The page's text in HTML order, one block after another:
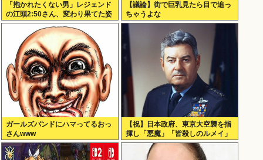
「抱かれたくない男」レジェンド
の江頭2:50さん、変わり果てた姿
で発見される
【議論】街で巨乳見たら目で追っ
ちゃうよな
ガールズバンドにハマってるおっ
さんwww
【祝】日本政府、東京大空襲を指
揮し「悪魔」「皆殺しのルメイ」
の渾名を持つカーチス・ルメイ米
国空軍大将に勲一等旭日大綬章を